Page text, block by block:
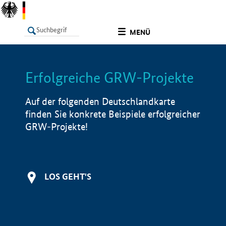
MENÜ
LISTE Info
Erfolgreiche GRW-Projekte
Auf der folgenden Deutschlandkarte
finden Sie konkrete Beispiele erfolgreicher
GRW-Projekte!
LOS GEHT'S